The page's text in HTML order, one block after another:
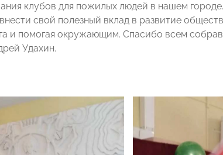
клубов для пожилых людей в нашем
свой полезный вклад в развитие
и помогая окружающим. Спасибо всем
Удахин.